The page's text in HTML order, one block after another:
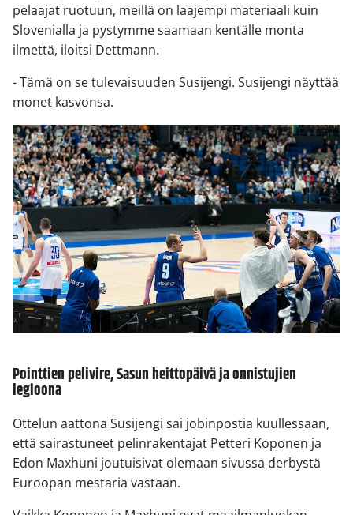
pelaajat ruotuun, meillä on laajempi materiaali kuin
Slovenialla ja pystymme saamaan kentälle monta
ilmettä, iloitsi Dettmann.
- Tämä on se tulevaisuuden Susijengi. Susijengi näyttää
monet kasvonsa.
Pointtien pelivire, Sasun heittopäivä ja onnistujien
legioona
Ottelun aattona Susijengi sai jobinpostia kuullessaan,
että sairastuneet pelinrakentajat Petteri Koponen ja
Edon Maxhuni joutuisivat olemaan sivussa derbystä
Euroopan mestaria vastaan.